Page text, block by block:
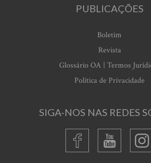
PUBLICAÇÕES
Boletim
Revista
Glossário OA | Termos
Política de Privacidade
SIGA-NOS NAS REDES